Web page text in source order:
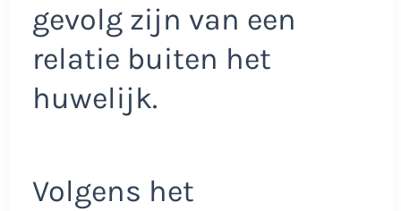
gevolg zijn van een
relatie buiten het
huwelijk.
Volgens het